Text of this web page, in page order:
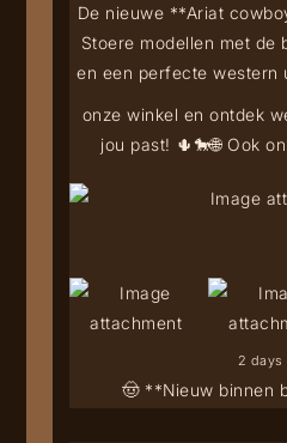
🤠 **Nieuw binnen
De nieuwe **Ariat
Stoere modellen met de
en een perfecte western
onze winkel en ontdek
jou past! 🌵🐎🌐 Ook
2 days